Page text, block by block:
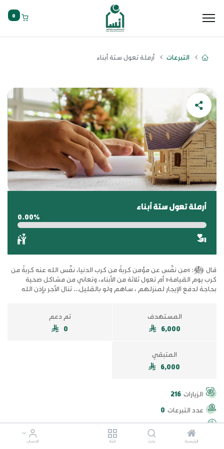
الرئيسية بحث فئة الحساب
0
التبرعات أرملة تعول ستة أبناء
أرملة تعول ستة أبناء
0.00%
قال ﷺ: »من نفّس عن مؤمن كربةً من كرب الدنيا، نفّس الله عنه كربةً من
كرب يوم القيامة« أم تعول ثلاثة من الأبناء، وتعاني من مشاكل صحية
بحاجة لدفع الإيجار لمنزلهم ، ساهم ولو بالقليل… تنال الأجر بإذن الله
المستهدف
6,000
تم دعم
0
المتبقي
6,000
الزيارات 216
عدد التبرعات 0
اخر تبرع منذ